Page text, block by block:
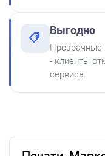
от 750
Штамп Мудрый
Выгодно
Прозрачные
- клиенты
сервиса.